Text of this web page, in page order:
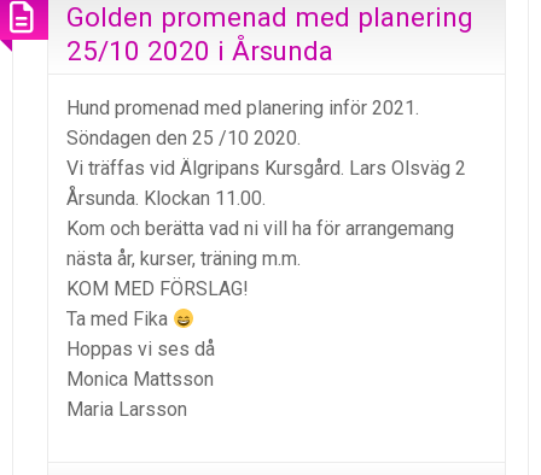
Golden promenad med planering
25/10 2020 i Årsunda
Hund promenad med planering inför 2021.
Söndagen den 25 /10 2020.
Vi träffas vid Älgripans Kursgård. Lars Olsväg 2
Årsunda. Klockan 11.00.
Kom och berätta vad ni vill ha för arrangemang
nästa år, kurser, träning m.m.
KOM MED FÖRSLAG!
Ta med Fika
Hoppas vi ses då
Monica Mattsson
Maria Larsson